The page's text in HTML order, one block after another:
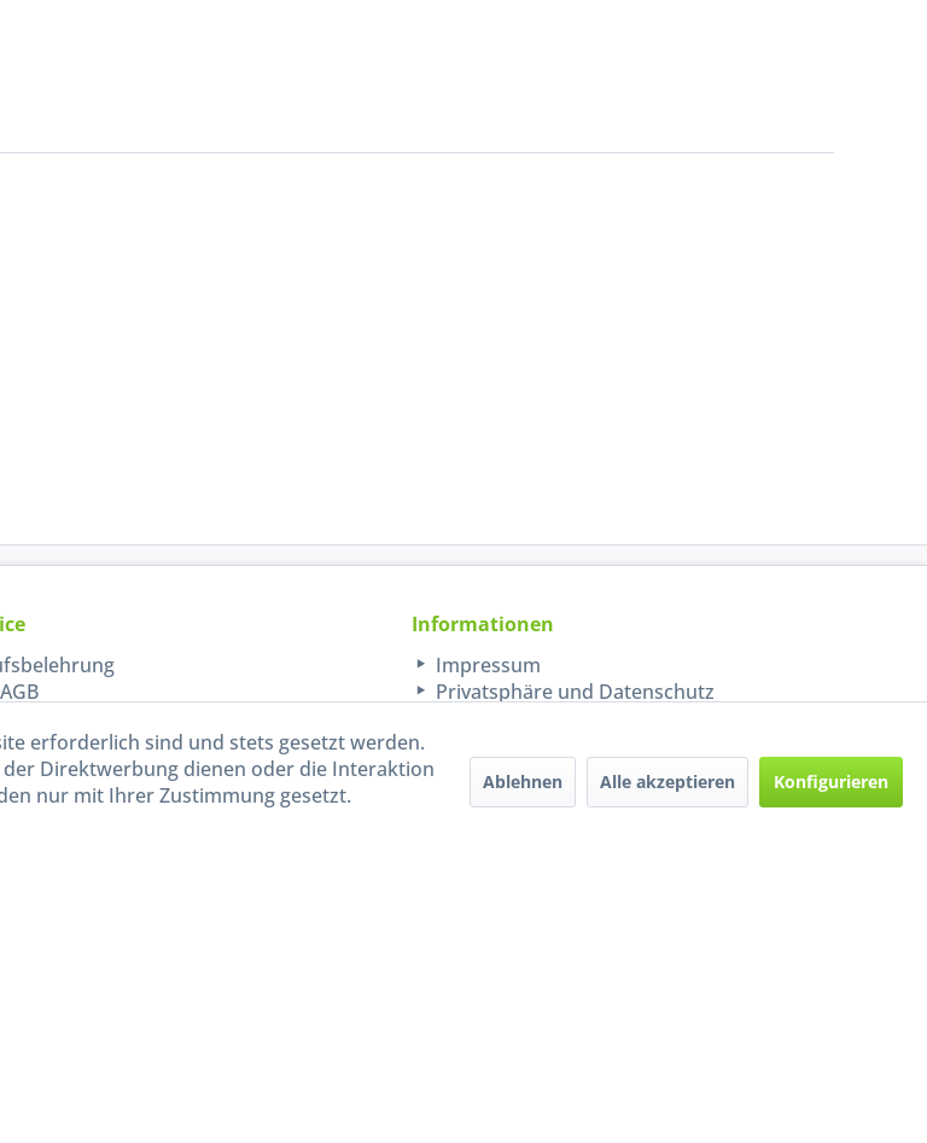
Informationen
Impressum
Privatsphäre und Datenschutz
erforderlich sind und stets gesetzt werden.
Direktwerbung dienen oder die Interaktion
nur mit Ihrer Zustimmung gesetzt.
Ablehnen Alle akzeptieren Konfigurieren